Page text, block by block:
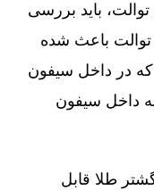
باید بررسی
توالت باعث شده
که در داخل سیفون
داخل سیفون
طلا قابل